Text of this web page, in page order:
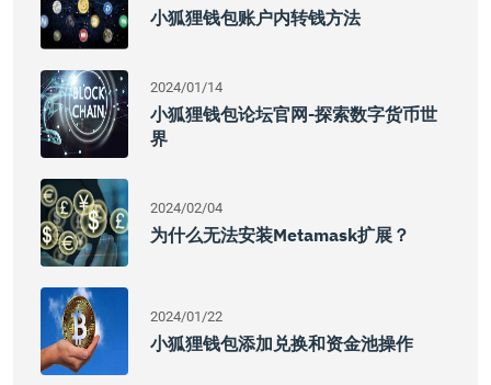
小狐狸钱包账户内转钱方法
2024/01/14
小狐狸钱包论坛官网-探索数字货币世
界
2024/02/04
为什么无法安装Metamask扩展？
2024/01/22
小狐狸钱包添加兑换和资金池操作